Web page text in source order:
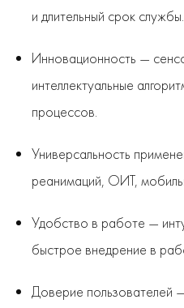
и длительный срок службы.
Инновационность —
интеллектуальные
процессов.
Универсальность
реанимаций, ОИТ,
Удобство в работе —
быстрое внедрение в
Доверие пользователей